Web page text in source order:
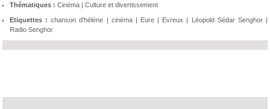
Thématiques : Cinéma | Culture et divertissement
Etiquettes :chanson d'hélène | cinéma| Eure | Evreux | Léopold Sédar Senghor|
Radio Senghor